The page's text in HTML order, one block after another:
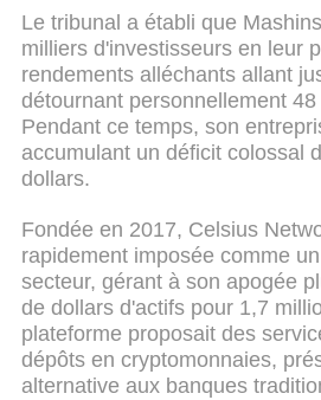
Le tribunal a établi que
milliers d'investisseurs en leur
rendements alléchants allant
détournant personnellement
Pendant ce temps, son
accumulant un déficit colossal
dollars.
Fondée en 2017, Celsius
rapidement imposée comme
secteur, gérant à son apogée
de dollars d'actifs pour 1,7
plateforme proposait des
dépôts en cryptomonnaies,
alternative aux banques